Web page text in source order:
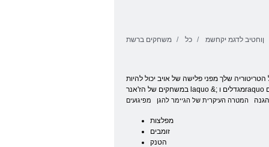
משחקים ברשת כל ןוחטיב לדגמ יקחשמ
שלך מפני פלישה של אויב יכול להיות
במשחקים של הז'אנר laquo &; מגדלים וraquo הגנתיים; (גרסה אנגלית של השם - וlaquo; מגדל הגנה »), אשר נוצר בסט ענק עם מגוון רחב של מבנים, התקפות וחלקות. במהלך הזה
המטרה העיקרית של הגיימר להגן
הטנק